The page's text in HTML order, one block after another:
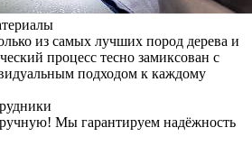
из самых лучших пород дерева и
процесс тесно замиксован с
подходом к каждому
Мы гарантируем надёжность